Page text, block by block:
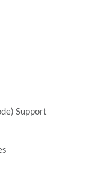
Support